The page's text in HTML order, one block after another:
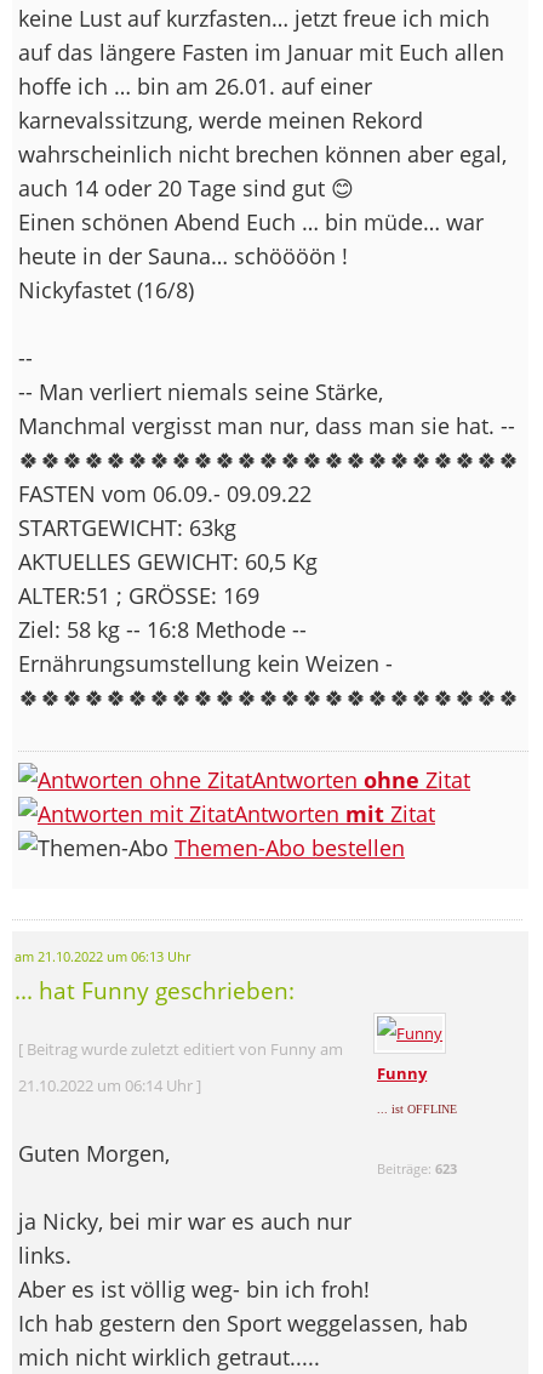
keine Lust auf kurzfasten… jetzt freue ich mich
auf das längere Fasten im Januar mit Euch allen
hoffe ich … bin am 26.01. auf einer
karnevalssitzung, werde meinen Rekord
wahrscheinlich nicht brechen können aber egal,
auch 14 oder 20 Tage sind gut 😊
Einen schönen Abend Euch … bin müde… war
heute in der Sauna… schöööön !
Nickyfastet (16/8)
--
-- Man verliert niemals seine Stärke,
Manchmal vergisst man nur, dass man sie hat. --
🍀🍀🍀🍀🍀🍀🍀🍀🍀🍀🍀🍀🍀🍀🍀🍀🍀🍀🍀🍀🍀🍀🍀
FASTEN vom 06.09.- 09.09.22
STARTGEWICHT: 63kg
AKTUELLES GEWICHT: 60,5 Kg
ALTER:51 ; GRÖSSE: 169
Ziel: 58 kg -- 16:8 Methode --
Ernährungsumstellung kein Weizen -
🍀🍀🍀🍀🍀🍀🍀🍀🍀🍀🍀🍀🍀🍀🍀🍀🍀🍀🍀🍀🍀🍀🍀
Antworten ohne Zitat
Antworten mit Zitat
Themen-Abo bestellen
am 21.10.2022 um 06:13 Uhr
... hat Funny geschrieben:
Funny
... ist OFFLINE
Beiträge:623
[ Beitrag wurde zuletzt editiert von Funny am
21.10.2022 um 06:14 Uhr ]
Guten Morgen,
ja Nicky, bei mir war es auch nur
links.
Aber es ist völlig weg- bin ich froh!
Ich hab gestern den Sport weggelassen, hab
mich nicht wirklich getraut.....